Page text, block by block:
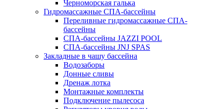
Черноморская галька
Гидромассажные СПА-бассейны
Переливные гидромассажные СПА-
бассейны
СПА-бассейны JAZZI POOL
СПА-бассейны JNJ SPAS
Закладные в чашу бассейна
Водозаборы
Донные сливы
Дренаж лотка
Монтажные комплекты
Подключение пылесоса